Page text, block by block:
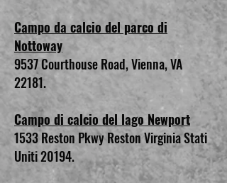
Campo da calcio del parco di
Nottoway
9537 Courthouse Road, Vienna, VA
22181.
Campo di calcio del lago Newport
1533 Reston Pkwy Reston Virginia Stati
Uniti 20194.